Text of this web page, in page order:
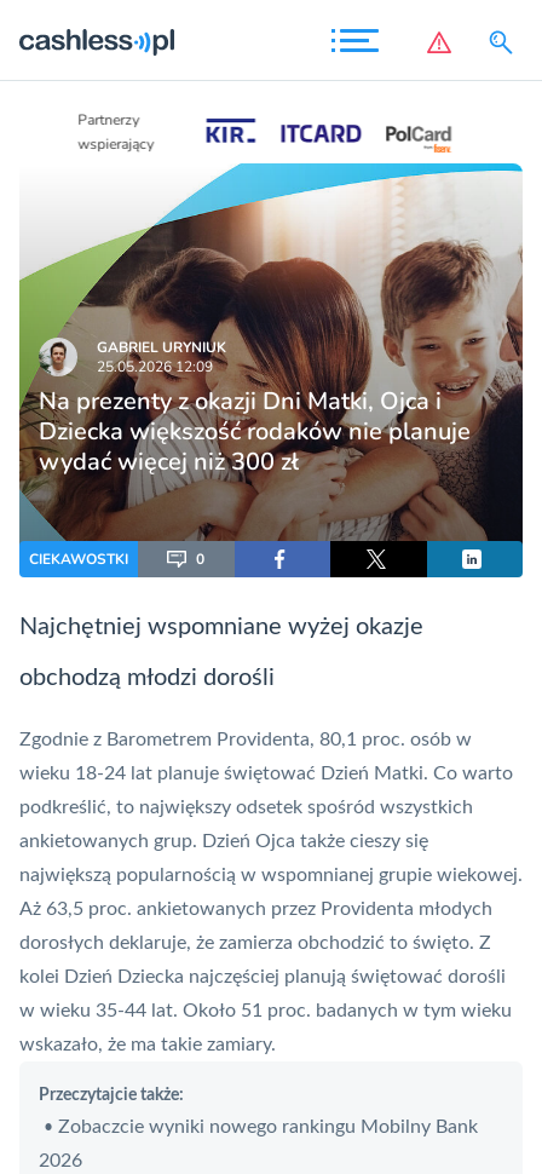
Partnerzy
wspierający
GABRIEL URYNIUK
25.05.2026 12:09
Na prezenty z okazji Dni Matki, Ojca i
Dziecka większość rodaków nie planuje
wydać więcej niż 300 zł
CIEKAWOSTKI 0
Najchętniej wspomniane wyżej okazje
obchodzą młodzi dorośli
Zgodnie z Barometrem Providenta, 80,1 proc. osób w
wieku 18-24 lat planuje świętować Dzień Matki. Co warto
podkreślić, to największy odsetek spośród wszystkich
ankietowanych grup. Dzień Ojca także cieszy się
największą popularnością w wspomnianej grupie wiekowej.
Aż 63,5 proc. ankietowanych przez Providenta młodych
dorosłych deklaruje, że zamierza obchodzić to święto. Z
kolei Dzień Dziecka najczęściej planują świętować dorośli
w wieku 35-44 lat. Około 51 proc. badanych w tym wieku
wskazało, że ma takie zamiary.
Przeczytajcie także:
• Zobaczcie wyniki nowego rankingu Mobilny Bank
2026